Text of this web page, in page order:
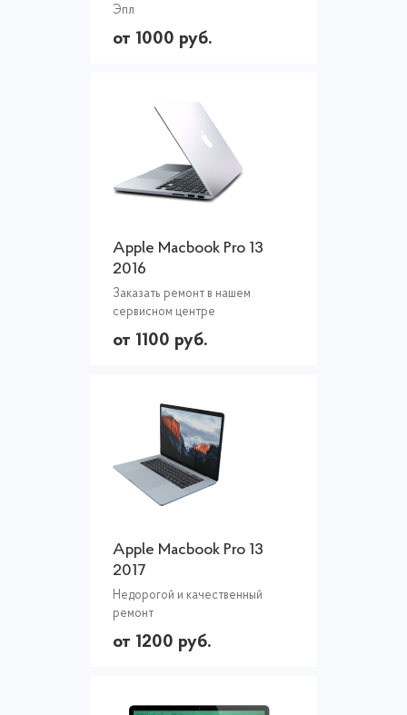
Эпл
от 1000 руб.
Apple Macbook Pro 13
2016
Заказать ремонт в нашем
сервисном центре
от 1100 руб.
Apple Macbook Pro 13
2017
Недорогой и качественный
ремонт
от 1200 руб.